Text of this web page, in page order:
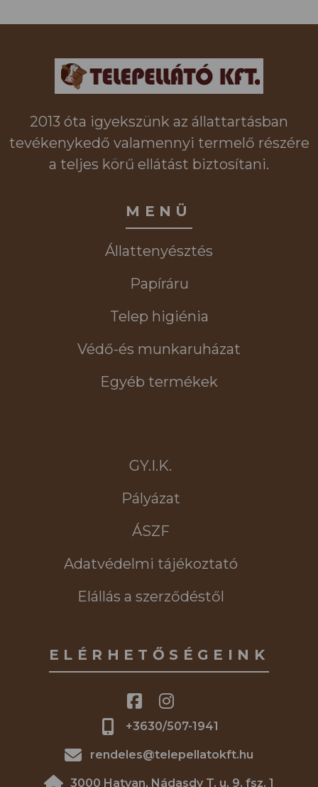
2013 óta igyekszünk az állattartásban
tevékenykedő valamennyi termelő részére
a teljes körű ellátást biztosítani.
MENÜ
Állattenyésztés
Papíráru
Telep higiénia
Védő-és munkaruházat
Egyéb termékek
GY.I.K.
Pályázat
ÁSZF
Adatvédelmi tájékoztató
Elállás a szerződéstől
ELÉRHETŐSÉGEINK
+3630/507-1941
rendeles@telepellatokft.hu
3000 Hatvan, Nádasdy T. u. 9. fsz. 1